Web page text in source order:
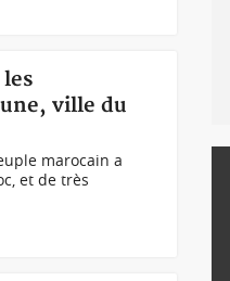
ville du
marocain a
et de très